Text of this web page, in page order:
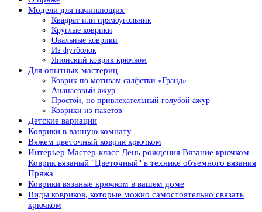
Модели для начинающих
Квадрат или прямоугольник
Круглые коврики
Овальные коврики
Из футболок
Японский коврик крючком
Для опытных мастериц
Коврик по мотивам салфетки «Гранд»
Ананасовый ажур
Простой, но привлекательный голубой ажур
Коврики из пакетов
Детские вариации
Коврики в ванную комнату
Вяжем цветочный коврик крючком
Интерьер Мастер-класс День рождения Вязание крючком
Коврик вязаный "Цветочный" в технике объемного вязания
Пряжа
Коврики вязаные крючком в вашем доме
Виды ковриков, которые можно самостоятельно связать
крючком